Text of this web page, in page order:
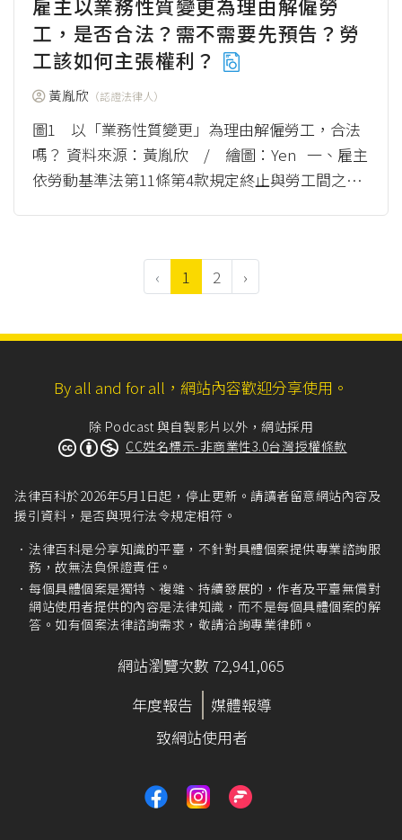
雇主以業務性質變更為理由解僱勞
工，是否合法？需不需要先預告？勞
工該如何主張權利？
黃胤欣 （認證法律人）
圖1 以「業務性質變更」為理由解僱勞工，合法
嗎？ 資料來源：黃胤欣 / 繪圖：Yen 一、雇主
依勞動基準法第11條第4款規定終止與勞工間之勞
‹ 1 2 ›
By all and for all，網站內容歡迎分享使用。
除 Podcast 與自製影片以外，網站採用
CC姓名標示-非商業性3.0台灣授權條款
法律百科於2026年5月1日起，停止更新。請讀者留意網站內容及
援引資料，是否與現行法令規定相符。
法律百科是分享知識的平臺，不針對具體個案提供專業諮詢服
務，故無法負保證責任。
每個具體個案是獨特、複雜、持續發展的，作者及平臺無償對
網站使用者提供的內容是法律知識，而不是每個具體個案的解
答。如有個案法律諮詢需求，敬請洽詢專業律師。
網站瀏覽次數 72,941,065
年度報告
媒體報導
致網站使用者